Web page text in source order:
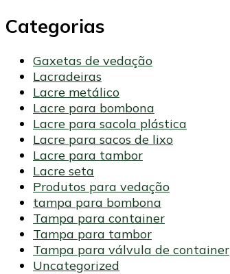
Categorias
Gaxetas de vedação
Lacradeiras
Lacre metálico
Lacre para bombona
Lacre para sacola plástica
Lacre para sacos de lixo
Lacre para tambor
Lacre seta
Produtos para vedação
tampa para bombona
Tampa para container
Tampa para tambor
Tampa para válvula de container
Uncategorized